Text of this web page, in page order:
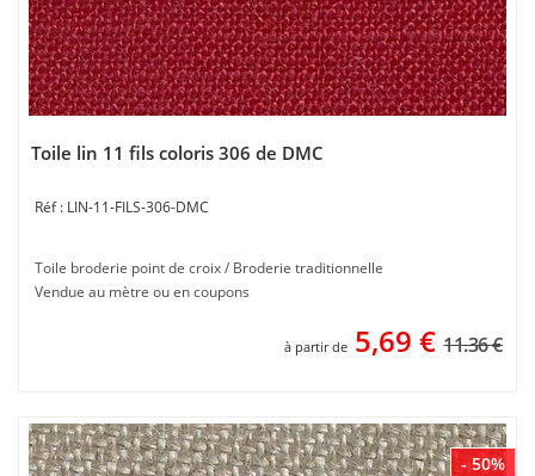
Toile lin 11 fils coloris 306 de DMC
LIN-11-FILS-306-DMC
Toile broderie point de croix / Broderie traditionnelle
Vendue au mètre ou en coupons
à partir de 5,69 € 11.36 €
- 50%